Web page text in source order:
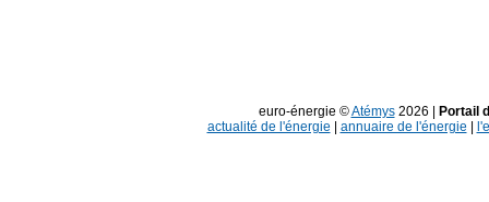
euro-énergie ©Atémys2026 |
Portail
actualité de l'énergie
annuaire de l'énergie